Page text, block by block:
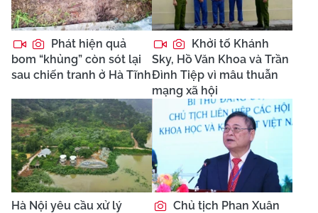
Phát hiện quả
bom “khủng” còn sót lại
sau chiến tranh ở Hà Tĩnh
Khởi tố Khánh
Sky, Hồ Văn Khoa và Trần
Đình Tiệp vì mâu thuẫn
mạng xã hội
Hà Nội yêu cầu xử lý
Chủ tịch Phan Xuân